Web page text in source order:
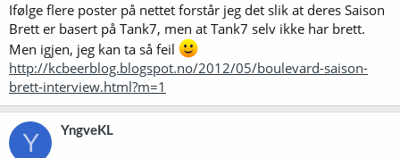
Ifølge flere poster på nettet forstår jeg det slik at deres Saison
Brett er basert på Tank7, men at Tank7 selv ikke har brett.
Men igjen, jeg kan ta så feil
http://kcbeerblog.blogspot.no/2012/05/boulevard-saison-
brett-interview.html?m=1
Y YngveKL